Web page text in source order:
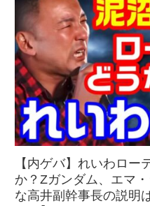
【内ゲバ】れいわロー
か？Zガンダム、エマ
な高井副幹事長の説明